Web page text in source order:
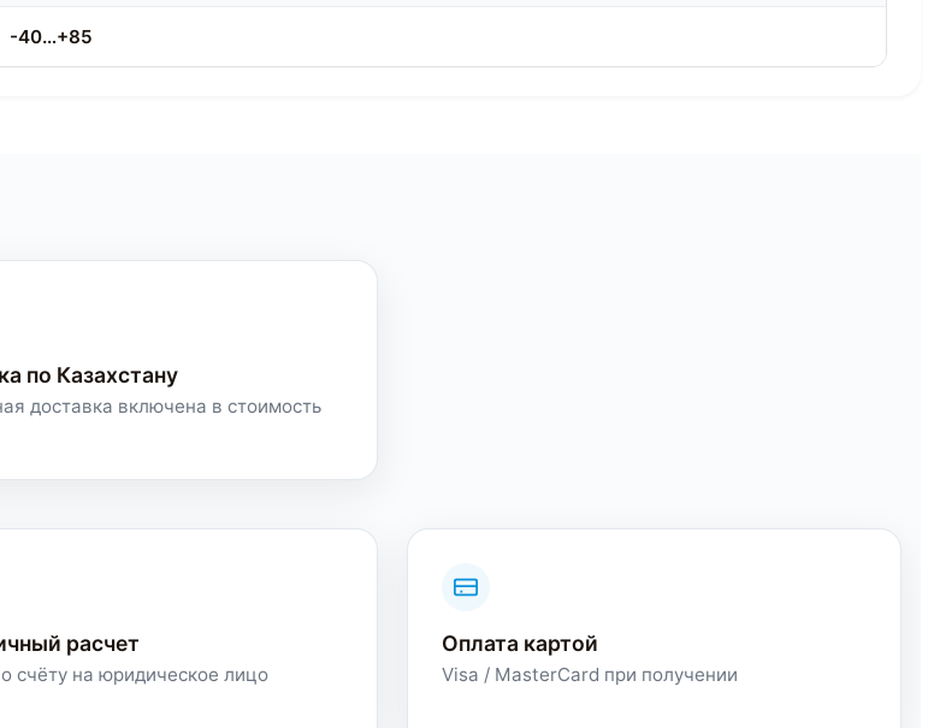
-40…+85
по Казахстану
доставка включена в стоимость
расчет
счёту на юридическое лицо
Оплата картой
Visa / MasterCard при получении